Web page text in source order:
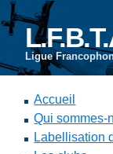
Ligue
Accueil
Qui sommes-
Labellisation